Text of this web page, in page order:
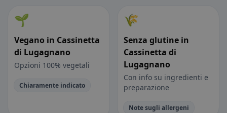
🌱
Vegano in Cassinetta
di Lugagnano
Opzioni 100% vegetali
Chiaramente indicato
🌾
Senza glutine in
Cassinetta di
Lugagnano
Con info su ingredienti e
preparazione
Note sugli allergeni